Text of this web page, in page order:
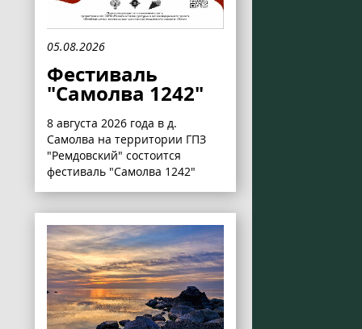
05.08.2026
Фестиваль
"Самолва 1242"
8 августа 2026 года в д.
Самолва на территории ГПЗ
"Ремдовский" состоится
фестиваль "Самолва 1242"